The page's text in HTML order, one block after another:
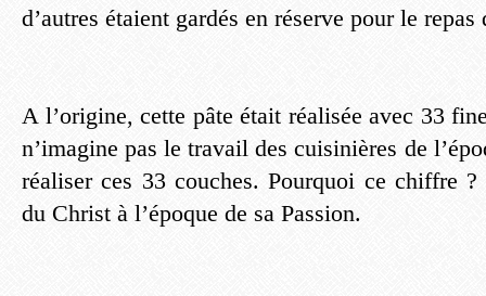
d’autres étaient gardés en réserve pour le repas
A l’origine, cette pâte était réalisée avec 33
n’imagine pas le travail des cuisinières de
réaliser ces 33 couches. Pourquoi ce chiffre ?
du Christ à l’époque de sa Passion.